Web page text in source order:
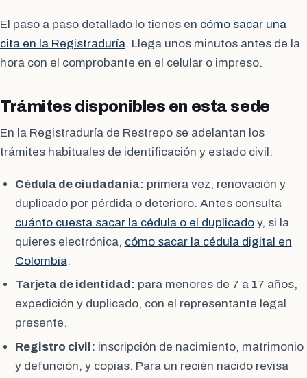
El paso a paso detallado lo tienes en cómo sacar una
cita en la Registraduría. Llega unos minutos antes de la
hora con el comprobante en el celular o impreso.
Trámites disponibles en esta sede
En la Registraduría de Restrepo se adelantan los
trámites habituales de identificación y estado civil:
Cédula de ciudadanía: primera vez, renovación y
duplicado por pérdida o deterioro. Antes consulta
cuánto cuesta sacar la cédula o el duplicadoy, si la
quieres electrónica, cómo sacar la cédula digital en
Colombia.
Tarjeta de identidad: para menores de 7 a 17 años,
expedición y duplicado, con el representante legal
presente.
Registro civil: inscripción de nacimiento, matrimonio
y defunción, y copias. Para un recién nacido revisa